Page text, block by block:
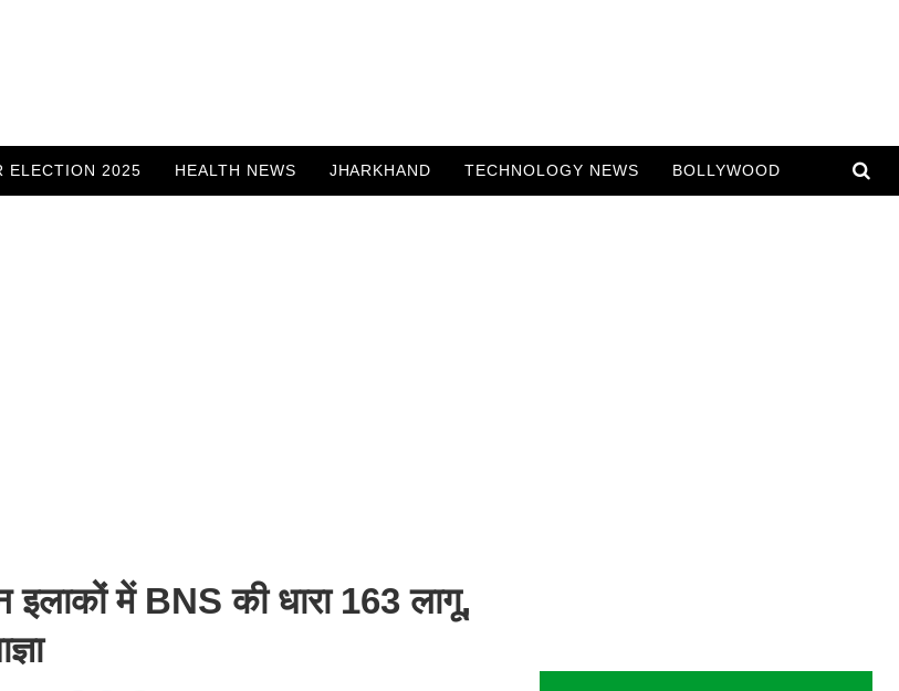
ELECTION 2025 HEALTH NEWS JHARKHAND TECHNOLOGY NEWS BOLLYWOOD
इलाकों में BNS की धारा 163 लागू,